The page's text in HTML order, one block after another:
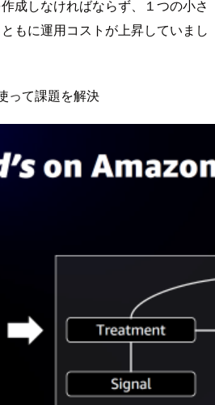
成しなければならず、１つの小さ
もに運用コストが上昇していまし
って課題を解決